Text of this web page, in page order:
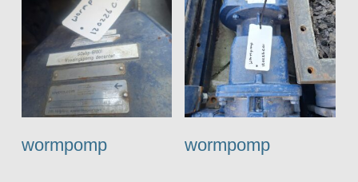
wormpomp wormpomp